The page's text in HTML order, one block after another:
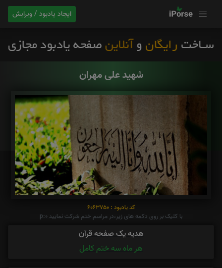
ایجاد یادبود / ویرایش
شهید علی مهران
کد یادبود : 6063750
با کلیک بر روی دکمه های زیر،در مراسم ختم شرکت نمایید p:0
هدیه یک صفحه قرآن
هر ماه سه ختم کامل